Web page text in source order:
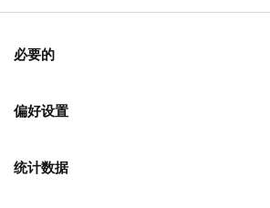
必要的
偏好设置
统计数据
更多信息